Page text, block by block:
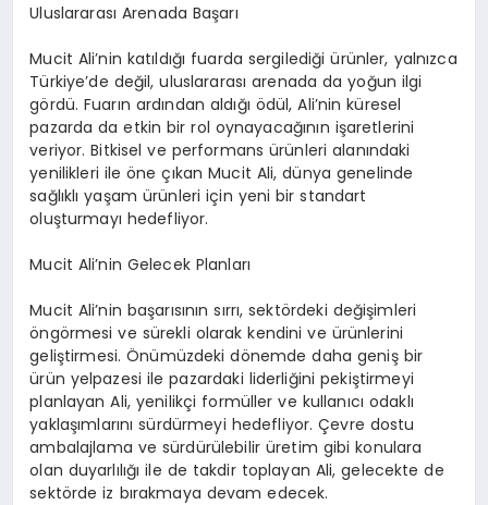
Uluslararası Arenada Başarı
Mucit Ali’nin katıldığı fuarda sergilediği ürünler, yalnızca
Türkiye’de değil, uluslararası arenada da yoğun ilgi
gördü. Fuarın ardından aldığı ödül, Ali’nin küresel
pazarda da etkin bir rol oynayacağının işaretlerini
veriyor. Bitkisel ve performans ürünleri alanındaki
yenilikleri ile öne çıkan Mucit Ali, dünya genelinde
sağlıklı yaşam ürünleri için yeni bir standart
oluşturmayı hedefliyor.
Mucit Ali’nin Gelecek Planları
Mucit Ali’nin başarısının sırrı, sektördeki değişimleri
öngörmesi ve sürekli olarak kendini ve ürünlerini
geliştirmesi. Önümüzdeki dönemde daha geniş bir
ürün yelpazesi ile pazardaki liderliğini pekiştirmeyi
planlayan Ali, yenilikçi formüller ve kullanıcı odaklı
yaklaşımlarını sürdürmeyi hedefliyor. Çevre dostu
ambalajlama ve sürdürülebilir üretim gibi konulara
olan duyarlılığı ile de takdir toplayan Ali, gelecekte de
sektörde iz bırakmaya devam edecek.